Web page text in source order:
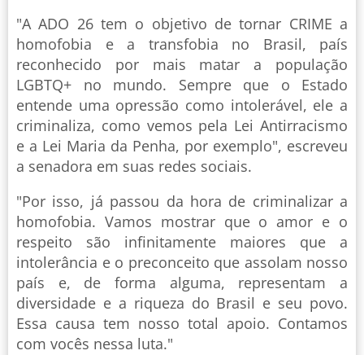
"A ADO 26 tem o objetivo de tornar CRIME a
homofobia e a transfobia no Brasil, país
reconhecido por mais matar a população
LGBTQ+ no mundo. Sempre que o Estado
entende uma opressão como intolerável, ele a
criminaliza, como vemos pela Lei Antirracismo
e a Lei Maria da Penha, por exemplo", escreveu
a senadora em suas redes sociais.
"Por isso, já passou da hora de criminalizar a
homofobia. Vamos mostrar que o amor e o
respeito são infinitamente maiores que a
intolerância e o preconceito que assolam nosso
país e, de forma alguma, representam a
diversidade e a riqueza do Brasil e seu povo.
Essa causa tem nosso total apoio. Contamos
com vocês nessa luta."